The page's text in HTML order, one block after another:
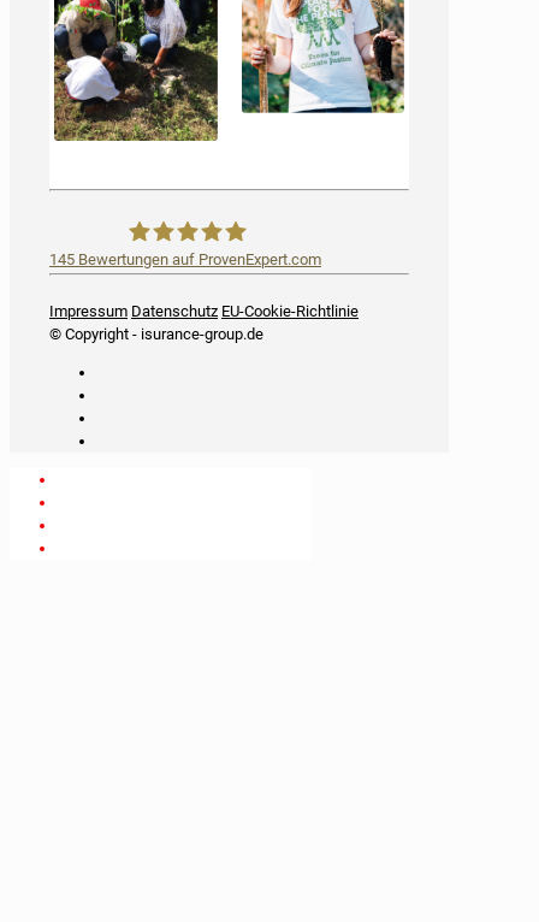
iSurance
145 Bewertungen auf ProvenExpert.com
Impressum Datenschutz EU-Cookie-Richtlinie
© Copyright - isurance-group.de